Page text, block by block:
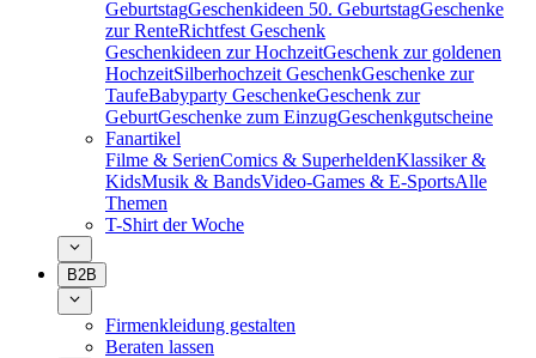
GeburtstagGeschenkideen 50. GeburtstagGeschenke
zur RenteRichtfest Geschenk
Geschenkideen zur HochzeitGeschenk zur goldenen
HochzeitSilberhochzeit GeschenkGeschenke zur
TaufeBabyparty GeschenkeGeschenk zur
GeburtGeschenke zum EinzugGeschenkgutscheine
Fanartikel
Filme & SerienComics & SuperheldenKlassiker &
KidsMusik & BandsVideo-Games & E-SportsAlle
Themen
T-Shirt der Woche
B2B
Firmenkleidung gestalten
Beraten lassen